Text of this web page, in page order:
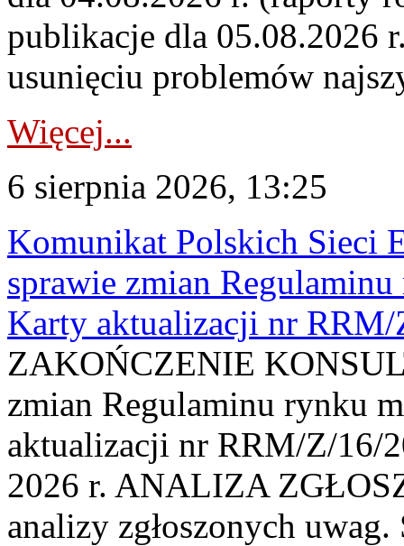
publikacje dla 05.08.2026
usunięciu problemów
Więcej...
6 sierpnia 2026, 13:25
Komunikat Polskich Sieci
sprawie zmian
Karty aktualizacji nr
ZAKOŃCZENIE
zmian Regulaminu rynku
aktualizacji nr RRM/Z/16/
2026 r. ANALIZA
analizy zgłoszonych